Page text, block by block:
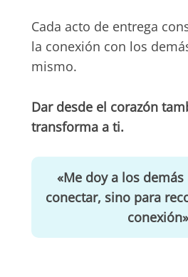
Cada acto de entrega
la conexión con los
mismo.
Dar desde el corazón
transforma a ti.
«Me doy a los
conectar, sino para